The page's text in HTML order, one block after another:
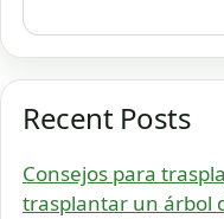
Recent Posts
Consejos para
trasplantar un árbol